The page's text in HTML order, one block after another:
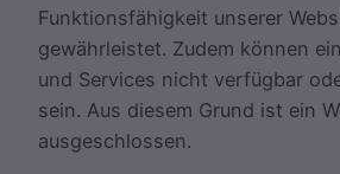
Funktionsfähigkeit unserer
gewährleistet. Zudem können
und Services nicht verfügbar
sein. Aus diesem Grund ist ein
ausgeschlossen.